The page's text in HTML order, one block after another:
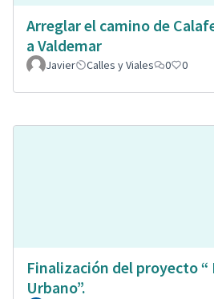
Arreglar el camino de
a Valdemar
Javier Calles y Viales 0 0
Finalización del proyecto “
Urbano”.